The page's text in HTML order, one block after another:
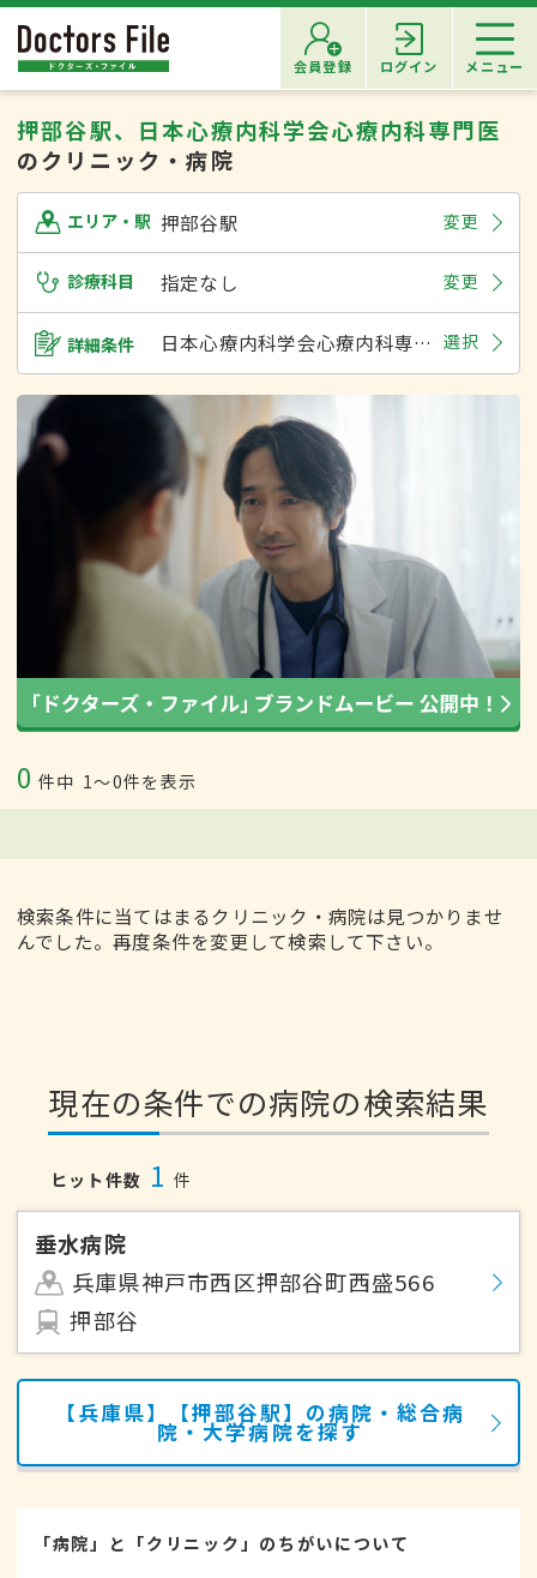
会員登録 ログイン メニュー
押部谷駅、日本心療内科学会心療内科専門医
のクリニック・病院
エリア・駅 押部谷駅 変更
診療科目 指定なし 変更
詳細条件 日本心療内科学会心療内科専門医 選択
0 件中 1〜0件を表示
検索条件に当てはまるクリニック・病院は見つかりませ
んでした。再度条件を変更して検索して下さい。
現在の条件での病院の検索結果
ヒット件数 1 件
垂水病院
兵庫県神戸市西区押部谷町西盛566
押部谷
【兵庫県】【押部谷駅】の病院・総合病
院・大学病院を探す
「病院」と「クリニック」のちがいについて